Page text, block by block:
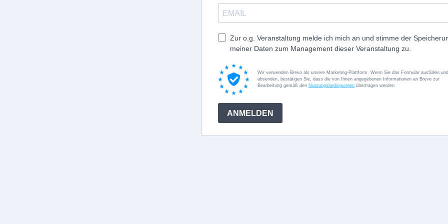
Zur o.g. Veranstaltung melde ich mich an und stimme der
meiner Daten zum Management dieser Veranstaltung zu.
Wir verwenden Brevo als unsere Marketing-Plattform. Wenn Sie das Formular ausfüllen und
absenden, bestätigen Sie, dass die von Ihnen angegebenen Informationen an Brevo zur
Bearbeitung gemäß den Nutzungsbedingungen übertragen werden
ANMELDEN